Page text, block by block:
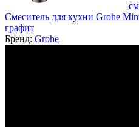
Смеситель для кухни Grohe
графит
Бренд: Grohe